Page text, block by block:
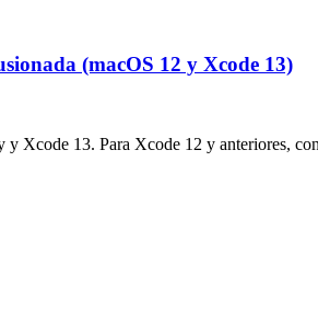
(macOS 12 y Xcode 13)
Xcode 13. Para Xcode 12 y anteriores,